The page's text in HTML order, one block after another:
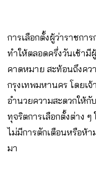
การเลือกตั้งผู้ว่าราชกา
ทำให้ตลอดครึ่งวันเช้ามี
คาดหมาย สะท้อนถึงคว
กรุงเทพมหานคร โดยเ
อำนวยความสะดวกให้กั
ทุจริตการเลือกตั้งต่าง
ไม่มีการตักเตือนหรือห้า
มา